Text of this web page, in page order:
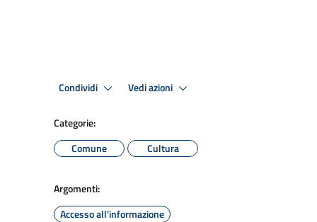
Condividi Vedi azioni
Categorie:
Comune
Cultura
Argomenti:
Accesso all'informazione